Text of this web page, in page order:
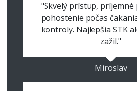
"Skvelý prístup, príjemné
pohostenie počas
kontroly. Najlepšia STK
zažil."
Miroslav